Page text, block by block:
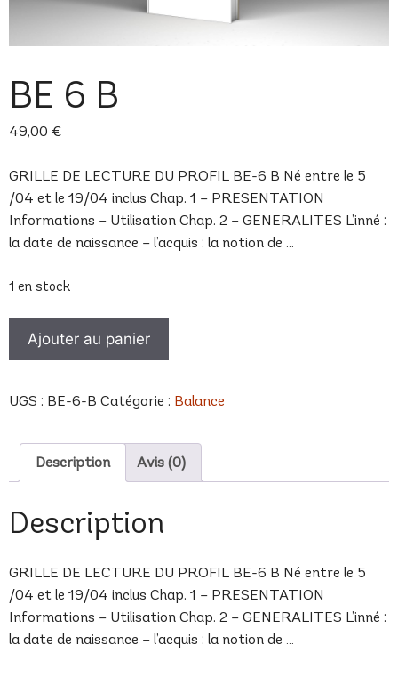
BE 6 B
49,00 €
GRILLE DE LECTURE DU PROFIL BE-6 B Né entre le 5
/04 et le 19/04 inclus Chap. 1 – PRESENTATION
Informations – Utilisation Chap. 2 – GENERALITES L’inné :
la date de naissance – l’acquis : la notion de …
1 en stock
6
Ajouter au panier
UGS : BE-6-B Catégorie : Balance
Description Avis (0)
Description
GRILLE DE LECTURE DU PROFIL BE-6 B Né entre le 5
/04 et le 19/04 inclus Chap. 1 – PRESENTATION
Informations – Utilisation Chap. 2 – GENERALITES L’inné :
la date de naissance – l’acquis : la notion de …